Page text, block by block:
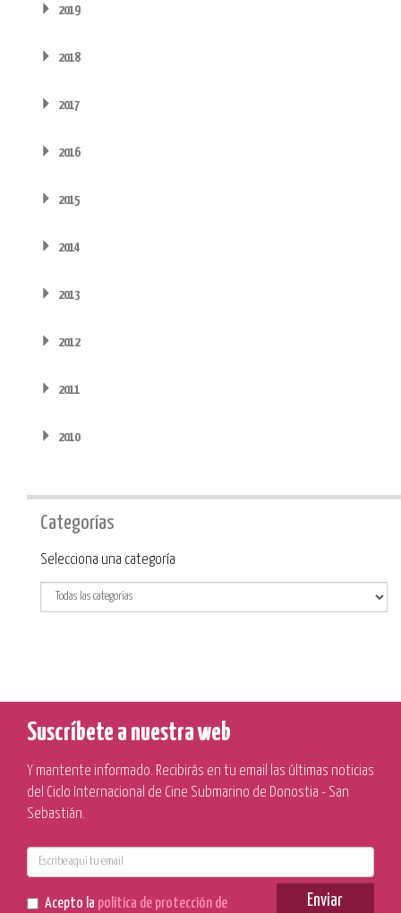
2019
2018
2017
2016
2015
2014
2013
2012
2011
2010
Categorías
Categoría
Selecciona una categoría
Suscríbete a nuestra web
Y mantente informado. Recibirás en tu email las últimas noticias
del Ciclo Internacional de Cine Submarino de Donostia - San
Sebastián.
Acepto la política de protección de
Enviar